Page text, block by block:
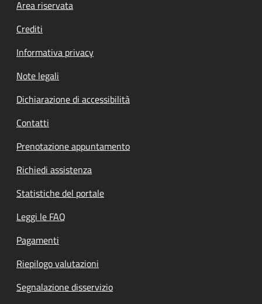
Footer menu
Area riservata
Crediti
Informativa privacy
Note legali
Dichiarazione di accessibilità
Contatti
Prenotazione appuntamento
Richiedi assistenza
Statistiche del portale
Leggi le FAQ
Pagamenti
Riepilogo valutazioni
Segnalazione disservizio